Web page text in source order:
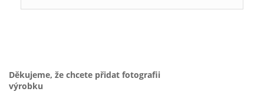
Děkujeme, že chcete přidat fotografii
výrobku